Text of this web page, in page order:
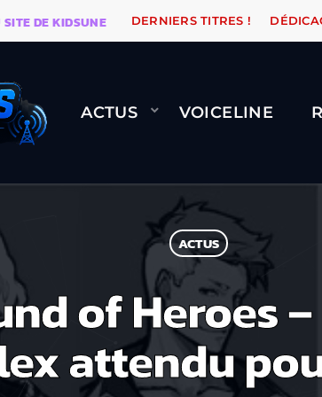
KIDSUNE WARÉTRO ORANGE
DERNIERS TITRES !
ACTUS VOICELINE
ACTUS
of Heroes
attendu